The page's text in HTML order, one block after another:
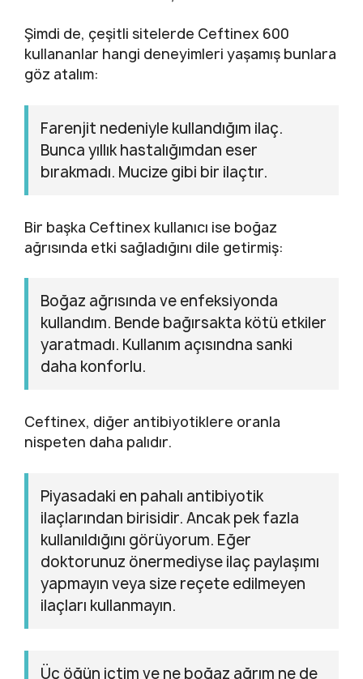
Şimdi de, çeşitli sitelerde Ceftinex 600
kullananlar hangi deneyimleri yaşamış bunlara
göz atalım:
Farenjit nedeniyle kullandığım ilaç.
Bunca yıllık hastalığımdan eser
bırakmadı. Mucize gibi bir ilaçtır.
Bir başka Ceftinex kullanıcı ise boğaz
ağrısında etki sağladığını dile getirmiş:
Boğaz ağrısında ve enfeksiyonda
kullandım. Bende bağırsakta kötü etkiler
yaratmadı. Kullanım açısındna sanki
daha konforlu.
Ceftinex, diğer antibiyotiklere oranla
nispeten daha palıdır.
Piyasadaki en pahalı antibiyotik
ilaçlarından birisidir. Ancak pek fazla
kullanıldığını görüyorum. Eğer
doktorunuz önermediyse ilaç paylaşımı
yapmayın veya size reçete edilmeyen
ilaçları kullanmayın.
Üç öğün içtim ve ne boğaz ağrım ne de